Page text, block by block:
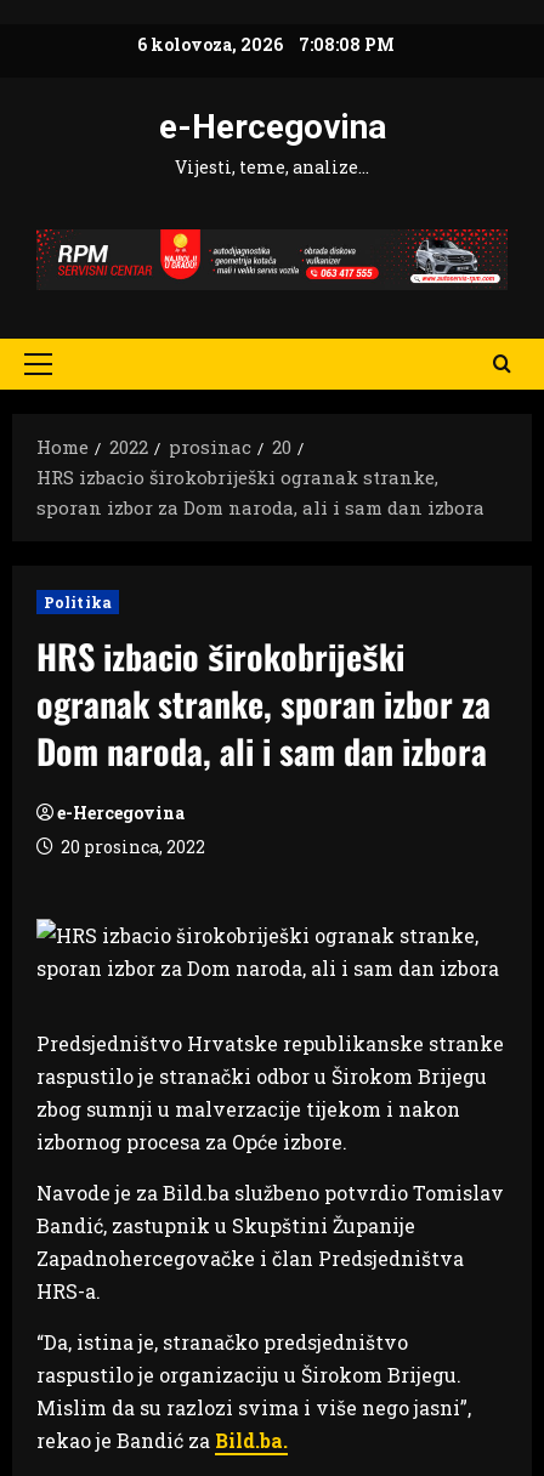
6 kolovoza, 2026 7:08:09 PM
e-Hercegovina
Vijesti, teme, analize…
Primary
Home
2022 prosinac
20
HRS izbacio širokobriješki ogranak stranke,
sporan izbor za Dom naroda, ali i sam dan izbora
Politika
HRS izbacio širokobriješki
ogranak stranke, sporan izbor za
Dom naroda, ali i sam dan izbora
e-Hercegovina
20 prosinca, 2022
Predsjedništvo Hrvatske republikanske stranke
raspustilo je stranački odbor u Širokom Brijegu
zbog sumnji u malverzacije tijekom i nakon
izbornog procesa za Opće izbore.
Navode je za Bild.ba službeno potvrdio Tomislav
Bandić, zastupnik u Skupštini Županije
Zapadnohercegovačke i član Predsjedništva
HRS-a.
“Da, istina je, stranačko predsjedništvo
raspustilo je organizaciju u Širokom Brijegu.
Mislim da su razlozi svima i više nego jasni”,
rekao je Bandić za Bild.ba.